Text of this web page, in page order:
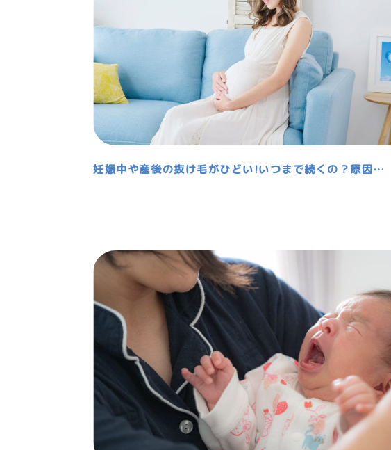
妊娠中や産後の抜け毛がひどい!いつまで続くの？原因と対策